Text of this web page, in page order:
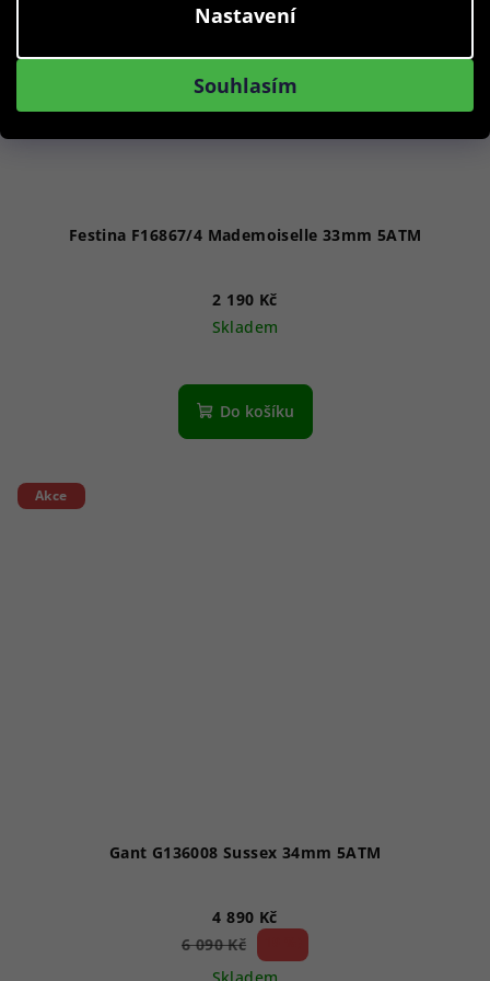
Nastavení
Souhlasím
Festina F16867/4 Mademoiselle 33mm 5ATM
2 190 Kč
Skladem
Do košíku
Akce
Gant G136008 Sussex 34mm 5ATM
4 890 Kč
6 090 Kč